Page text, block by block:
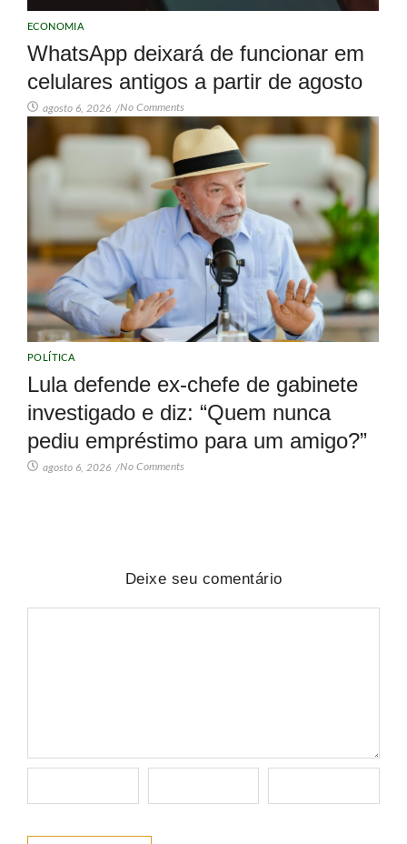
ECONOMIA
WhatsApp deixará de funcionar em
celulares antigos a partir de agosto
agosto 6, 2026 /No Comments
POLÍTICA
Lula defende ex-chefe de gabinete
investigado e diz: “Quem nunca
pediu empréstimo para um amigo?”
agosto 6, 2026 /No Comments
Deixe seu comentário